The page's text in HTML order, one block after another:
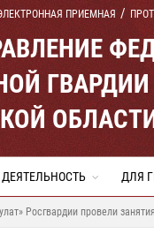
ПРИЕМНАЯ
ДЕЯТЕЛЬНОСТЬ ДЛЯ
Росгвардии провели